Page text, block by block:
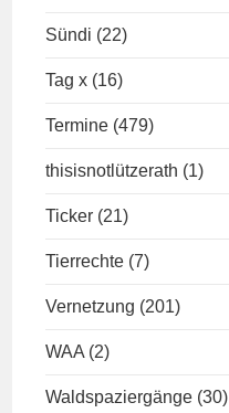
Sündi (22)
Tag x (16)
Termine (479)
thisisnotlützerath (1)
Ticker (21)
Tierrechte (7)
Vernetzung (201)
WAA (2)
Waldspaziergänge (30)